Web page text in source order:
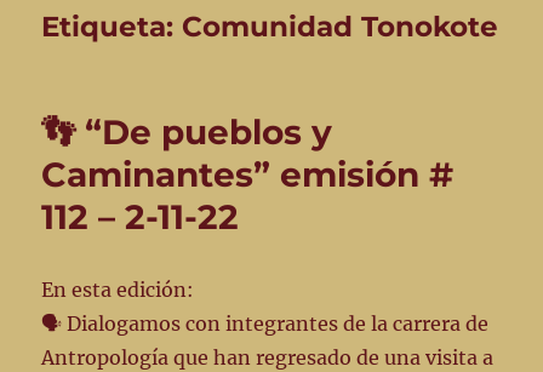
Etiqueta: Comunidad Tonokote
👣 “De pueblos y
Caminantes” emisión #
112 – 2-11-22
En esta edición:
🗣️ Dialogamos con integrantes de la carrera de
Antropología que han regresado de una visita a